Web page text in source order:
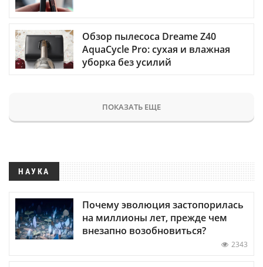
Обзор пылесоса Dreame Z40
AquaCycle Pro: сухая и влажная
уборка без усилий
ПОКАЗАТЬ ЕЩЕ
НАУКА
Почему эволюция застопорилась
на миллионы лет, прежде чем
внезапно возобновиться?
2343